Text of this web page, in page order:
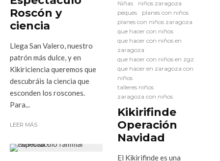
Roscón y
ciencia
Llega San Valero, nuestro
patrón más dulce, y en
Kikiriciencia queremos que
descubráis la ciencia que
esconden los roscones.
Para...
LEER MÁS
Niñas
niños zaragoza
peques
planes con niños
planes con niños zaragoza
que hacer con niños
que hacer con niños en
zaragoza
que hacer con niños en zgz
que hacer en zaragoza con
niños
talleres niños
zaragoza con niños
Kikirifinde
Operación
Navidad
El Kikirifinde es una